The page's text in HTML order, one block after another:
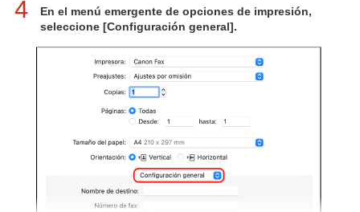
4
En el menú emergente de opciones de impresión,
seleccione [Configuración general].